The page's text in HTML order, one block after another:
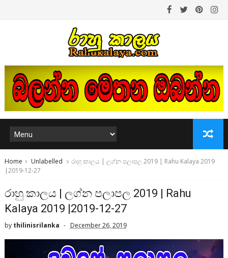
Home Unlabelled
රාහු කාලය | ලග්න පලාපල 2019 | Rahu Kalaya 2019
|2019-12-27
රාහු කාලය | ලග්න පලාපල 2019 | Rahu
Kalaya 2019 |2019-12-27
by thilinisrilanka December 26, 2019